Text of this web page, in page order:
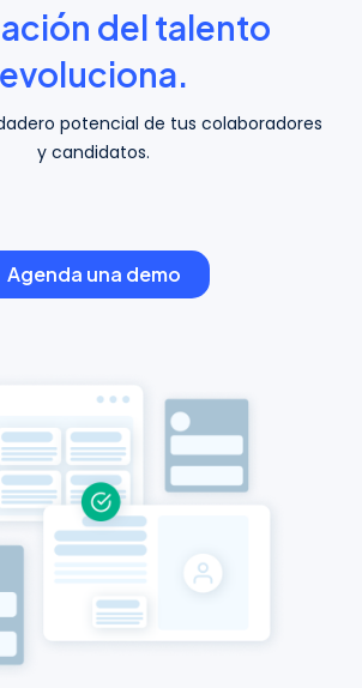
del talento
evoluciona.
potencial de tus colaboradores
y candidatos.
Agenda una demo